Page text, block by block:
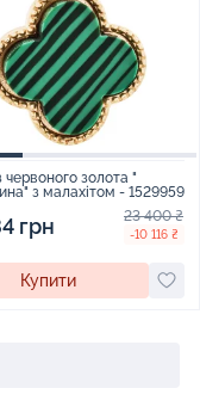
червоного золота "
з малахітом - 1529959
грн 23 400 ₴
-10 116 ₴
Купити